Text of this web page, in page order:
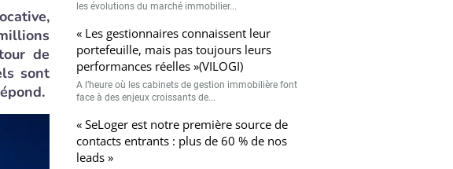
de
sont
les évolutions du marché immobilier...
« Les gestionnaires connaissent leur
portefeuille, mais pas toujours leurs
performances réelles »(VILOGI)
A l’heure où les cabinets de gestion immobilière font
face à des enjeux croissants de...
« SeLoger est notre première source de
contacts entrants : plus de 60 % de nos
leads »